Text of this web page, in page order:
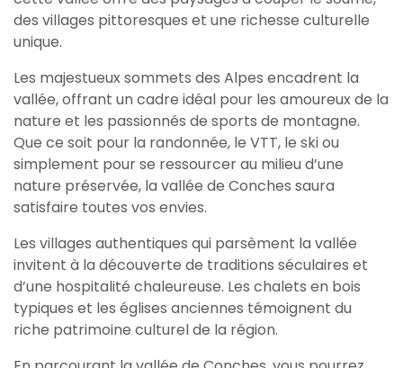
des villages pittoresques et une richesse culturelle
unique.
Les majestueux sommets des Alpes encadrent la
vallée, offrant un cadre idéal pour les amoureux de la
nature et les passionnés de sports de montagne.
Que ce soit pour la randonnée, le VTT, le ski ou
simplement pour se ressourcer au milieu d’une
nature préservée, la vallée de Conches saura
satisfaire toutes vos envies.
Les villages authentiques qui parsèment la vallée
invitent à la découverte de traditions séculaires et
d’une hospitalité chaleureuse. Les chalets en bois
typiques et les églises anciennes témoignent du
riche patrimoine culturel de la région.